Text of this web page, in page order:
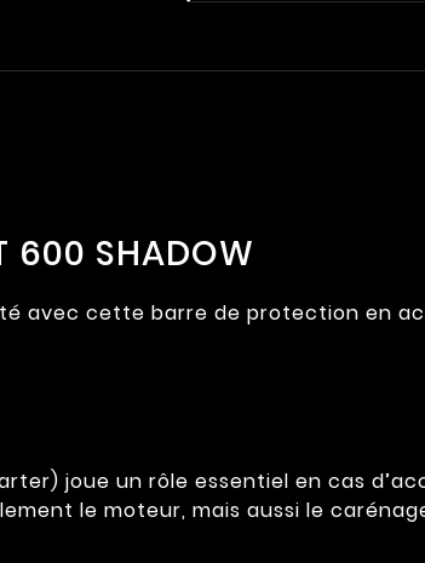
SHADOW
avec cette barre de protection en
joue un rôle essentiel en cas
le moteur, mais aussi le